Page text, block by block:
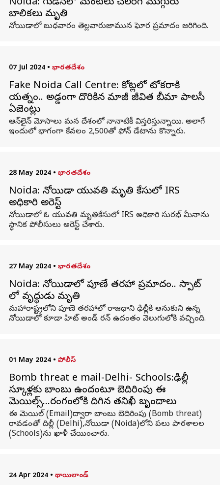
Noida: గుడిసెలో మంటలు చెలరేగి ముగ్గురు
బాలికలు మృతి
నోయిడాలో బుధవారం తెల్లవారుజామున ఘోర ప్రమాదం జరిగింది.
07 Jul 2024 • భారతదేశం
Fake Noida Call Centre: కోట్లలో టోకరాకి
యత్నం.. అడ్డంగా దొరికిన మాజీ జీవిత బీమా పాలసీ
ఏజెంట్లు
ఆన్‌లైన్‌ మోసాలు మన దేశంలో నానాటికీ విస్తరిస్తున్నాయి. అలాగే
ఇందులో భాగంగా కేవలం 2,500తో ఫోన్ డేటాను కొన్నారు.
28 May 2024 • భారతదేశం
Noida: నోయిడా యువతి మృతి కేసులో IRS
అధికారి అరెస్ట్
నోయిడాలో ఓ యువతి మృతికేసులో IRS అధికారి సురభ్ మీనాను
స్ధానిక పోలీసులు అరెస్ట్ చేశారు.
27 May 2024 • భారతదేశం
Noida: నోయిడాలో పూణే తరహా ప్రమాదం.. స్పాట్
లో వృద్ధుడు మృతి
మహారాష్ట్రలోని పూణె తరహాలో రాజధాని ఢిల్లీకి ఆనుకుని ఉన్న
నోయిడాలో కూడా హిట్ అండ్ రన్ ఉదంతం వెలుగులోకి వచ్చింది.
01 May 2024 • పోలీస్
Bomb threat e mail-Delhi- Schools:ఢిల్లీ
స్కూళ్లకు బాంబు ఉందంటూ బెదిరింపు ఈ
మెయిల్స్...రంగంలోకి దిగిన తనిఖీ బృందాలు
ఈ మెయిల్ (Email)ద్వారా బాంబు బెదిరింపు (Bomb threat)
రావడంతో దిల్లీ (Delhi),నోయిడా (Noida)లోని పలు పాఠశాలల
(Schools)ను ఖాళీ చేయించారు.
24 Apr 2024 • థాయిలాండ్